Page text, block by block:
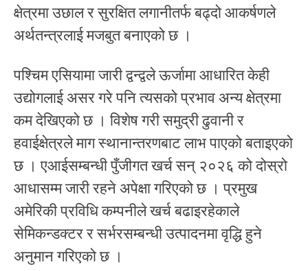
क्षेत्रमा उछाल र सुरक्षित लगानीतर्फ बढ्दो आकर्षणले
अर्थतन्त्रलाई मजबुत बनाएको छ ।
पश्चिम एसियामा जारी द्वन्द्वले ऊर्जामा आधारित केही
उद्योगलाई असर गरे पनि त्यसको प्रभाव अन्य क्षेत्रमा
कम देखिएको छ । विशेष गरी समुद्री ढुवानी र
हवाईक्षेत्रले माग स्थानान्तरणबाट लाभ पाएको बताइएको
छ । एआईसम्बन्धी पुँजीगत खर्च सन् २०२६ को दोस्रो
आधासम्म जारी रहने अपेक्षा गरिएको छ । प्रमुख
अमेरिकी प्रविधि कम्पनीले खर्च बढाइरहेकाले
सेमिकन्डक्टर र सर्भरसम्बन्धी उत्पादनमा वृद्धि हुने
अनुमान गरिएको छ ।